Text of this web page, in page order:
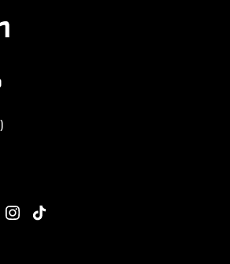
Strona otwiera się w nowym oknie.
Strona otwiera się w nowym oknie.
LinkedIn. Strona otwiera się w nowym oknie.
Profil na YouTube. Strona otwiera się w nowym
Profil na Instagram. Strona otwiera się